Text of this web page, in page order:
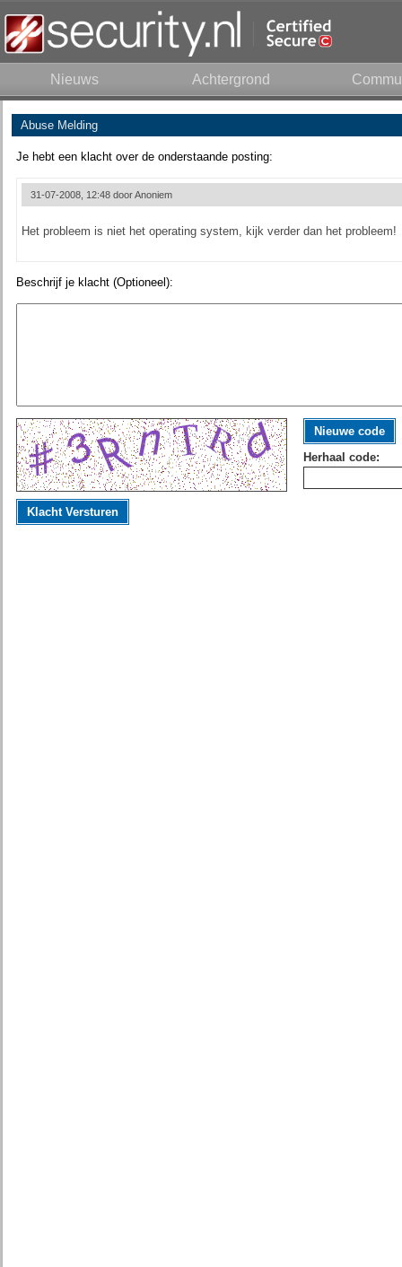
Nieuws Achtergrond
Abuse Melding
Je hebt een klacht over de onderstaande posting:
31-07-2008, 12:48 doorAnoniem
Het probleem is niet het operating system, kijk verder dan het probleem!
Beschrijf je klacht (Optioneel):
Nieuwe code
Herhaal code:
Klacht Versturen